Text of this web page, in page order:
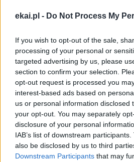
ekai.pl - Do Not Process My
If you wish to opt-out of the sale,
processing of your personal or
targeted advertising by us, please
section to confirm your selection.
opt-out request is processed you
interest-based ads based on
us or personal information disclosed
your opt-out. You may separately
disclosure of your personal
IAB’s list of downstream
also be disclosed by us to third
Downstream Participants that may
informacje z życia Kościoła w
zadaniu będzie coraz
Dlatego prosimy Cię o
pośrednictwem serwisu
Dzięki Tobie będziemy mogli
misję. Więcej informacji
Facebook